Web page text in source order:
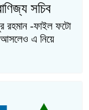
সচিব
রহমান -ফাইল ফটো
আসলেও এ নিয়ে